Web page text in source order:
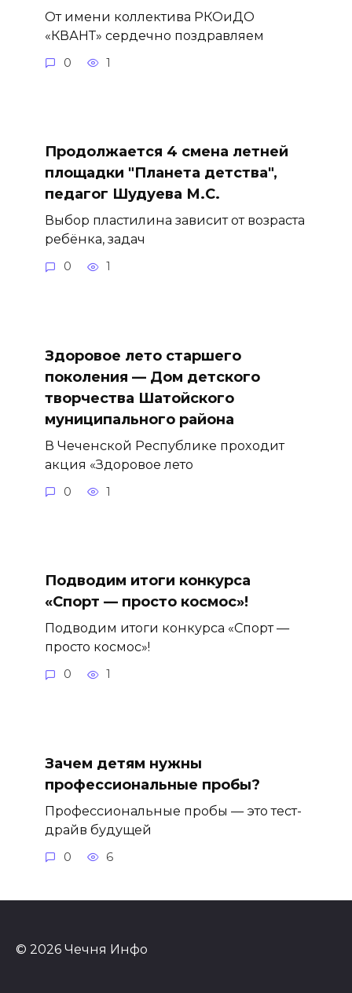
От имени коллектива РКОиДО
«КВАНТ» сердечно поздравляем
0 1
Продолжается 4 смена летней
площадки "Планета детства",
педагог Шудуева М.С.
Выбор пластилина зависит от возраста
ребёнка, задач
0 1
Здоровое лето старшего
поколения — Дом детского
творчества Шатойского
муниципального района
В Чеченской Республике проходит
акция «Здоровое лето
0 1
Подводим итоги конкурса
«Спорт — просто космос»!
Подводим итоги конкурса «Спорт —
просто космос»!
0 1
Зачем детям нужны
профессиональные пробы?
Профессиональные пробы — это тест-
драйв будущей
0 6
© 2026 Чечня Инфо